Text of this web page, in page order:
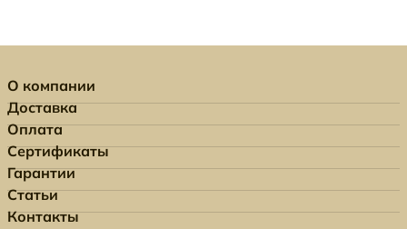
О компании
Доставка
Оплата
Сертификаты
Гарантии
Статьи
Контакты